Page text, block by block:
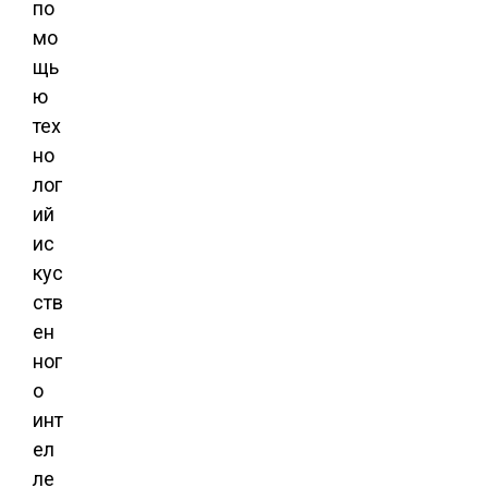
по
мо
щь
ю
тех
но
лог
ий
ис
кус
ств
ен
ног
о
инт
ел
ле